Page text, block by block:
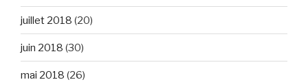
juillet 2018 (20)
juin 2018 (30)
mai 2018 (26)